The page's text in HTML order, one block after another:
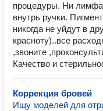
процедуры. Ни
внутрь ручки.
никогда не уйдут в
красноту)..все
,звоните
Качество и
Коррекция бровей
Ищу моделей для